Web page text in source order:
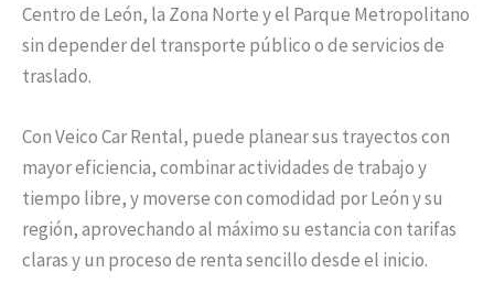
Centro de León, la Zona Norte y el Parque Metropolitano
sin depender del transporte público o de servicios de
traslado.
Con Veico Car Rental, puede planear sus trayectos con
mayor eficiencia, combinar actividades de trabajo y
tiempo libre, y moverse con comodidad por León y su
región, aprovechando al máximo su estancia con tarifas
claras y un proceso de renta sencillo desde el inicio.